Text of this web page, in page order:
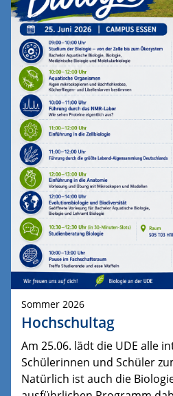
Sommer 2026
Hochschultag
Am 25.06. lädt die UDE alle
Schülerinnen und Schüler
Natürlich ist auch die